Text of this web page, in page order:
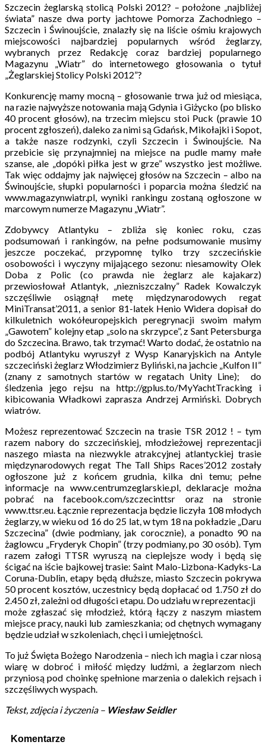
Szczecin żeglarską stolicą Polski 2012? – położone „najbliżej
świata” nasze dwa porty jachtowe Pomorza Zachodniego –
Szczecin i Świnoujście, znalazły się na liście ośmiu krajowych
miejscowości najbardziej popularnych wśród żeglarzy,
wybranych przez Redakcję coraz bardziej popularnego
Magazynu „Wiatr” do internetowego głosowania o tytuł
„Żeglarskiej Stolicy Polski 2012”?
Konkurencję mamy mocną – głosowanie trwa już od miesiąca,
na razie najwyższe notowania mają Gdynia i Giżycko (po blisko
40 procent głosów), na trzecim miejscu stoi Puck (prawie 10
procent zgłoszeń), daleko za nimi są Gdańsk, Mikołajki i Sopot,
a także nasze rodzynki, czyli Szczecin i Świnoujście. Na
przebicie się przynajmniej na miejsce na pudle mamy małe
szanse, ale „dopóki piłka jest w grze” wszystko jest możliwe.
Tak więc oddajmy jak najwięcej głosów na Szczecin – albo na
Świnoujście, słupki popularności i poparcia można śledzić na
www.magazynwiatr.pl, wyniki rankingu zostaną ogłoszone w
marcowym numerze Magazynu „Wiatr”.
Zdobywcy Atlantyku – zbliża się koniec roku, czas
podsumowań i rankingów, na pełne podsumowanie musimy
jeszcze poczekać, przypomnę tylko trzy szczecińskie
osobowości i wyczyny mijającego sezonu: niesamowity Olek
Doba z Polic (co prawda nie żeglarz ale kajakarz)
przewiosłował Atlantyk, „niezniszczalny” Radek Kowalczyk
szczęśliwie osiągnął metę międzynarodowych regat
MiniTransat’2011, a senior 81-latek Henio Widera dopisał do
kilkuletnich wokółeuropejskich peregrynacji swoim małym
„Gawotem” kolejny etap „solo na skrzypce”, z Sant Petersburga
do Szczecina. Brawo, tak trzymać! Warto dodać, że ostatnio na
podbój Atlantyku wyruszył z Wysp Kanaryjskich na Antyle
szczeciński żeglarz Włodzimierz Byliński, na jachcie „Kulfon II”
(znany z samotnych startów w regatach Unity Line); do
śledzenia jego rejsu na http://gplus.to/MyYachtTracking i
kibicowania Władkowi zaprasza Andrzej Armiński. Dobrych
wiatrów.
Możesz reprezentować Szczecin na trasie TSR 2012 ! – tym
razem nabory do szczecińskiej, młodzieżowej reprezentacji
naszego miasta na niezwykle atrakcyjnej atlantyckiej trasie
międzynarodowych regat The Tall Ships Races’2012 zostały
ogłoszone już z końcem grudnia, kilka dni temu; pełne
informacje na www.centrumzeglarskie.pl, deklaracje można
pobrać na facebook.com/szczecinttsr oraz na stronie
www.ttsr.eu. Łącznie reprezentacja będzie liczyła 108 młodych
żeglarzy, w wieku od 16 do 25 lat, w tym 18 na pokładzie „Daru
Szczecina” (dwie podmiany, jak corocznie), a ponadto 90 na
żaglowcu „Fryderyk Chopin” (trzy podmiany, po 30 osób). Tym
razem załogi TTSR wyruszą na cieplejsze wody i będą się
ścigać na iście bajkowej trasie: Saint Malo-Lizbona-Kadyks-La
Coruna-Dublin, etapy będą dłuższe, miasto Szczecin pokrywa
50 procent kosztów, uczestnicy będą dopłacać od 1.750 zł do
2.450 zł, zależni od długości etapu. Do udziału w reprezentacji
może zgłaszać się młodzież, którą łączy z naszym miastem
miejsce pracy, nauki lub zamieszkania; od chętnych wymagany
będzie udział w szkoleniach, chęci i umiejętności.
To już Święta Bożego Narodzenia – niech ich magia i czar niosą
wiarę w dobroć i miłość między ludźmi, a żeglarzom niech
przyniosą pod choinkę spełnione marzenia o dalekich rejsach i
szczęśliwych wyspach.
Tekst, zdjęcia i życzenia – Wiesław Seidler
Komentarze